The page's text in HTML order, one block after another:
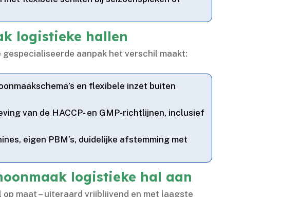
logistieke hallen
aanpak het verschil maakt:
en flexibele inzet buiten
van de HACCP- en GMP-richtlijnen, inclusief
eigen PBM’s, duidelijke afstemming met
logistieke hal aan
maat – uiteraard vrijblijvend en met laagste